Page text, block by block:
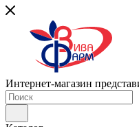
Интернет-магазин